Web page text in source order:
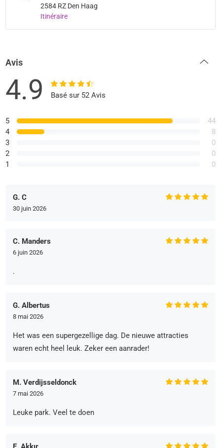
2584 RZ Den Haag
Itinéraire
Avis
4.9 Basé sur 52 Avis
5
4
3
2
1
44
8
0
0
0
G. C
30 juin 2026
C. Manders
6 juin 2026
.
G. Albertus
8 mai 2026
Het was een supergezellige dag. De nieuwe attracties
waren echt heel leuk. Zeker een aanrader!
M. Verdijsseldonck
7 mai 2026
Leuke park. Veel te doen